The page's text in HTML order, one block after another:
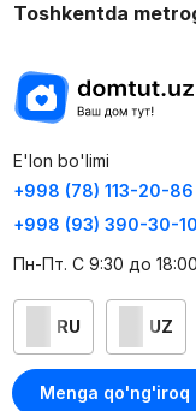
Menga qo'ng'iroq
Toshkentda
E'lon bo'limi
+998 (78) 113-20-86
+998 (93) 390-30-10
Пн-Пт. С 9:30 до 18:00
RU UZ
Kontaktlar